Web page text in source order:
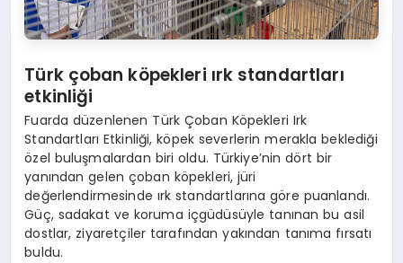
Türk çoban köpekleri ırk standartları
etkinliği
Fuarda düzenlenen Türk Çoban Köpekleri Irk
Standartları Etkinliği, köpek severlerin merakla beklediği
özel buluşmalardan biri oldu. Türkiye’nin dört bir
yanından gelen çoban köpekleri, jüri
değerlendirmesinde ırk standartlarına göre puanlandı.
Güç, sadakat ve koruma içgüdüsüyle tanınan bu asil
dostlar, ziyaretçiler tarafından yakından tanıma fırsatı
buldu.